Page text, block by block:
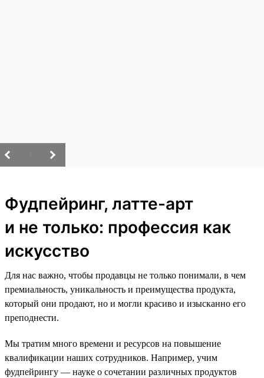
Фудпейринг, латте-арт
и не только: профессия как
искусство
Для нас важно, чтобы продавцы не только понимали, в чем
премиальность, уникальность и преимущества продукта,
который они продают, но и могли красиво и изысканно его
преподнести.
Мы тратим много времени и ресурсов на повышение
квалификации наших сотрудников. Например, учим
фудпейрингу — науке о сочетании различных продуктов